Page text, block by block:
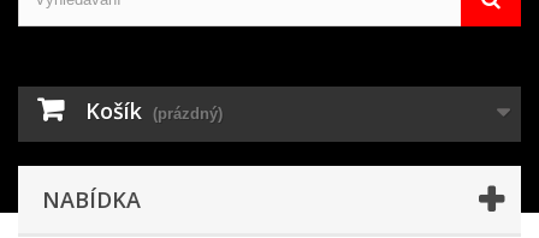
Košík (prázdný)
NABÍDKA